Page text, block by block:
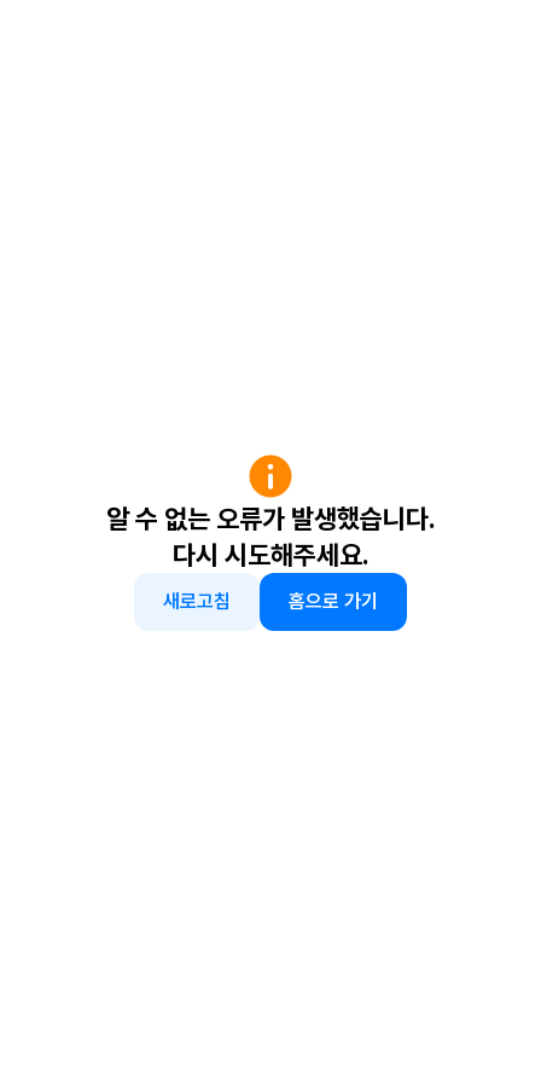
알 수 없는 오류가 발생했습니다.
다시 시도해주세요.
새로고침 홈으로 가기